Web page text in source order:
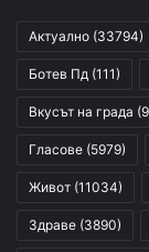
Актуално (33794)
Ботев Пд (111)
Вкусът на града
Гласове (5979)
Живот (11034)
Здраве (3890)